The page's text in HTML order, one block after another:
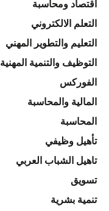
اقتصاد ومحاسبة
التعلم الالكتروني
التعليم والتطوير المهني
التوظيف والتنمية المهنية
الفوركس
المالية والمحاسبة
المحاسبة
تأهيل وظيفي
تاهيل الشباب العربي
تسويق
تنمية بشرية